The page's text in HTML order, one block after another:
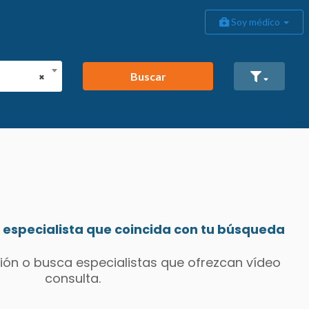
Soy médico
× Buscar
que coincida con tu búsqueda
o busca especialistas que ofrezcan vídeo
consulta.